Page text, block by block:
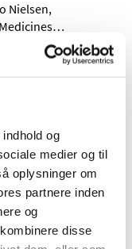
og
medier og til
oplysninger om
partnere inden
og
disse
Nielsen,
…
for
i EU-
udstyr